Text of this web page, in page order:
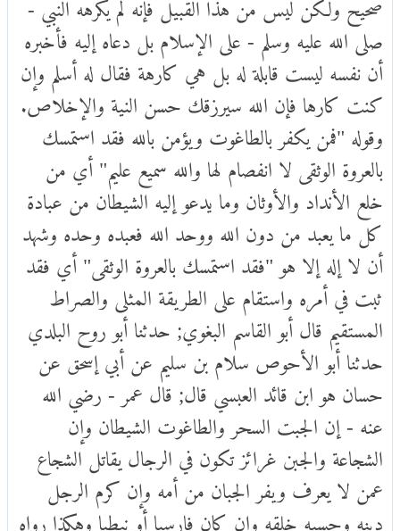
صلى الله عليه وسلم - على الإسلام بل دعاه إليه فأخبره
أن نفسه ليست قابلة له بل هي كارهة فقال له أسلم وإن
كنت كارها فإن الله سيرزقك حسن النية والإخلاص.
وقوله "فمن يكفر بالطاغوت ويؤمن بالله فقد استمسك
بالعروة الوثقى لا انفصام لها والله سميع عليم" أي من
خلع الأنداد والأوثان وما يدعو إليه الشيطان من عبادة
كل ما يعبد من دون الله ووحد الله فعبده وحده وشهد
أن لا إله إلا هو "فقد استمسك بالعروة الوثقى" أي فقد
ثبت في أمره واستقام على الطريقة المثلى والصراط
المستقيم قال أبو القاسم البغوي; حدثنا أبو روح البلدي
حدثنا أبو الأحوص سلام بن سليم عن أبي إسحق عن
حسان هو ابن قائد العبسي قال; قال عمر - رضي الله
عنه - إن الجبت السحر والطاغوت الشيطان وإن
الشجاعة والجبن غرائز تكون في الرجال يقاتل الشجاع
عمن لا يعرف ويفر الجبان من أمه وإن كرم الرجل
دينه وحسبه خلقه وإن كان فارسيا أو نبطيا وهكذا رواه